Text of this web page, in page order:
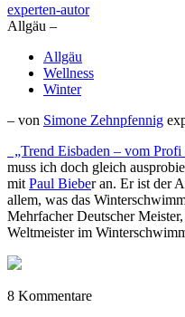
experten-autor
Allgäu –
Allgäu
Wellness
Winter
– von Simone Zehnpfennig
„Trend Eisbaden – vom
muss ich doch gleich
mit Paul Bieber an. Er ist der
allem, was das
Mehrfacher Deutscher
Weltmeister im
8 Kommentare